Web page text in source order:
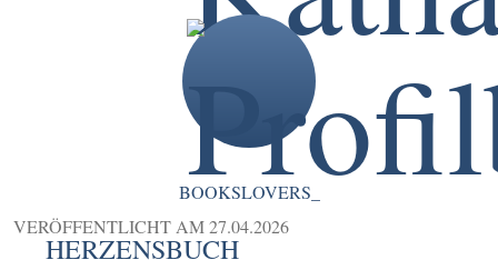
BOOKSLOVERS_
VERÖFFENTLICHT AM27.04.2026
HERZENSBUCH